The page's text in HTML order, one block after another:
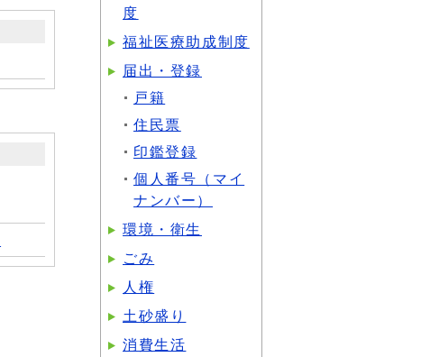
度
福祉医療助成制度
届出・登録
戸籍
住民票
印鑑登録
個人番号（マイ
ナンバー）
環境・衛生
ごみ
人権
土砂盛り
消費生活